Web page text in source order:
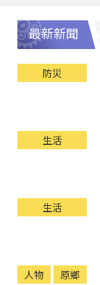
最新新聞
防災
生活
生活
人物 原鄉